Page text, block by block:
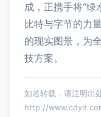
成，正携手将“绿
比特与字节的力
的现实图景，为
技方案。
如若转载，请注明出
http://